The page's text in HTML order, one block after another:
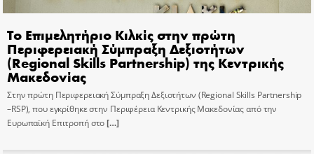
Το Επιμελητήριο Κιλκίς στην πρώτη
Περιφερειακή Σύμπραξη Δεξιοτήτων
(Regional Skills Partnership) της Κεντρικής
Μακεδονίας
Στην πρώτη Περιφερειακή Σύμπραξη Δεξιοτήτων (Regional Skills Partnership
–RSP), που εγκρίθηκε στην Περιφέρεια Κεντρικής Μακεδονίας από την
Ευρωπαϊκή Επιτροπή στο[…]